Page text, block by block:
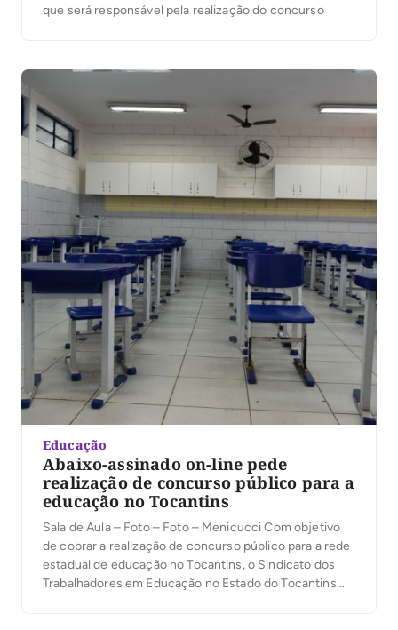
que será responsável pela realização do concurso
Educação
Abaixo-assinado on-line pede
realização de concurso público para a
educação no Tocantins
Sala de Aula – Foto – Foto – Menicucci Com objetivo
de cobrar a realização de concurso público para a rede
estadual de educação no Tocantins, o Sindicato dos
Trabalhadores em Educação no Estado do Tocantins